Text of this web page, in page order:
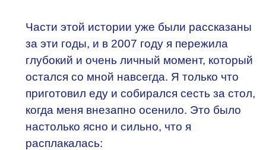
Части этой истории уже были рассказаны
за эти годы, и в 2007 году я пережила
глубокий и очень личный момент, который
остался со мной навсегда. Я только что
приготовил еду и собирался сесть за стол,
когда меня внезапно осенило. Это было
настолько ясно и сильно, что я
расплакалась: